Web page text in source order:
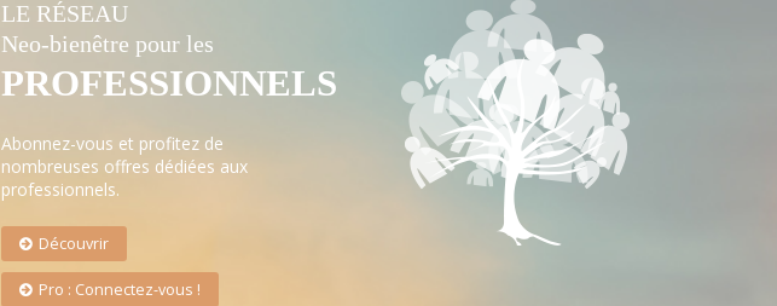
LE RÉSEAU
Neo-bienêtre pour les
PROFESSIONNELS
Abonnez-vous et profitez de
nombreuses offres dédiées aux
professionnels.
Découvrir
Pro : Connectez-vous !